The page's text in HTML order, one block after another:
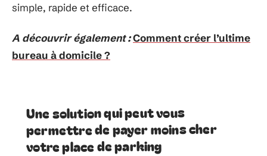
simple, rapide et efficace.
A découvrir également :Comment créer l’ultime
bureau à domicile ?
Une solution qui peut vous
permettre de payer moins cher
votre place de parking